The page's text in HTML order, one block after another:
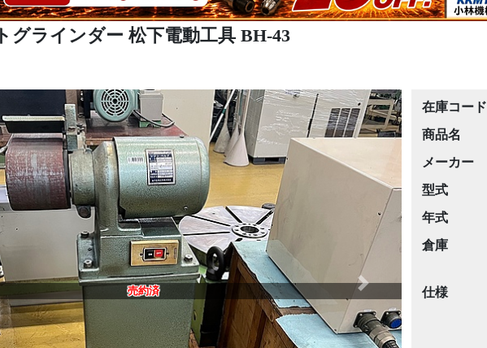
グラインダー 松下電動工具 BH-43
売約済 Next
在庫コード
商品名
メーカー
型式
年式
倉庫
仕様